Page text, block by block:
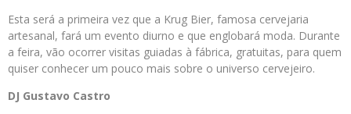
Esta será a primeira vez que a Krug Bier, famosa cervejaria
artesanal, fará um evento diurno e que englobará moda. Durante
a feira, vão ocorrer visitas guiadas à fábrica, gratuitas, para quem
quiser conhecer um pouco mais sobre o universo cervejeiro.
DJ Gustavo Castro